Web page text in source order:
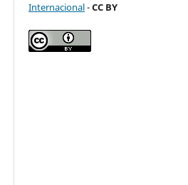
Internacional-CC BY